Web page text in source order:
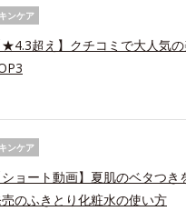
ンケア
★4.3超え】クチコミで大人気
ンケア
ショート動画】夏肌のベタつき
のふきとり化粧水の使い方